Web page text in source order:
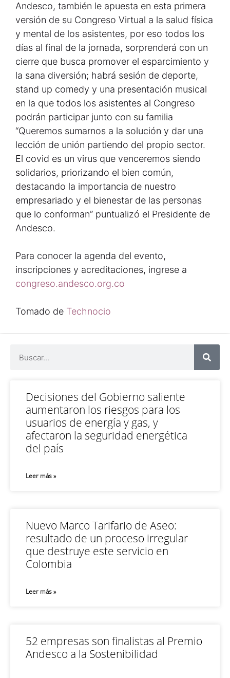
Andesco, también le apuesta en esta primera
versión de su Congreso Virtual a la salud física
y mental de los asistentes, por eso todos los
días al final de la jornada, sorprenderá con un
cierre que busca promover el esparcimiento y
la sana diversión; habrá sesión de deporte,
stand up comedy y una presentación musical
en la que todos los asistentes al Congreso
podrán participar junto con su familia
“Queremos sumarnos a la solución y dar una
lección de unión partiendo del propio sector.
El covid es un virus que venceremos siendo
solidarios, priorizando el bien común,
destacando la importancia de nuestro
empresariado y el bienestar de las personas
que lo conforman” puntualizó el Presidente de
Andesco.
Para conocer la agenda del evento,
inscripciones y acreditaciones, ingrese a
congreso.andesco.org.co
Tomado de Technocio
Decisiones del Gobierno saliente
aumentaron los riesgos para los
usuarios de energía y gas, y
afectaron la seguridad energética
del país
Leer más »
Nuevo Marco Tarifario de Aseo:
resultado de un proceso irregular
que destruye este servicio en
Colombia
Leer más »
52 empresas son finalistas al Premio
Andesco a la Sostenibilidad